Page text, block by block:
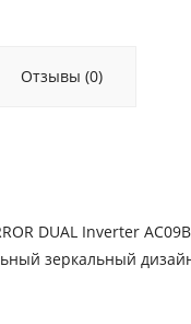
Отзывы (0)
DUAL Inverter
зеркальный